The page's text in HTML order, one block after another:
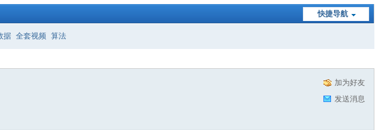
快捷导航
据 全套视频 算法
加为好友
发送消息